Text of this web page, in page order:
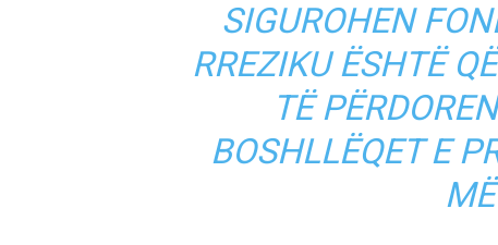
SIGUROHEN
RREZIKU ËSHTË
TË
BOSHLLËQET E